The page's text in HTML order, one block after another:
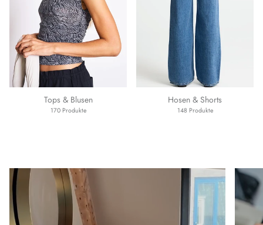
Tops & Blusen
170 Produkte
Hosen & Shorts
148 Produkte